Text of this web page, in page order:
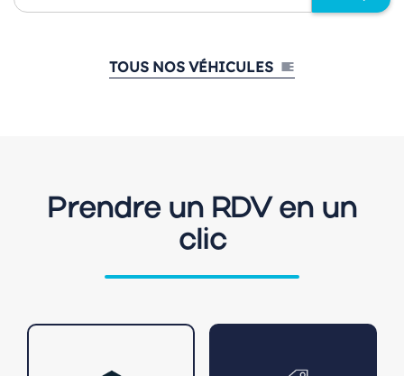
TOUS NOS VÉHICULES
Prendre un RDV en un
clic